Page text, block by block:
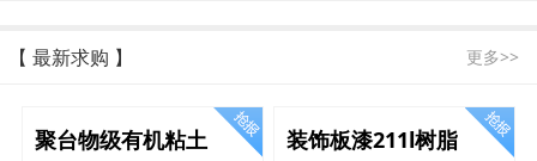
【 最新求购 】 更多>>
聚台物级有机粘土 装饰板漆211l树脂